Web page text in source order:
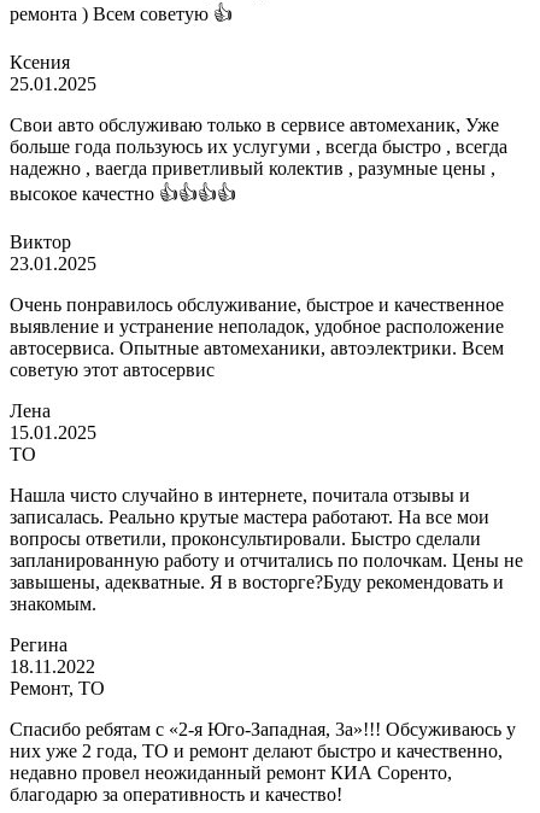
ремонта ) Всем советую 👍
Ксения
25.01.2025
Свои авто обслуживаю только в сервисе автомеханик, Уже
больше года пользуюсь их услугуми , всегда быстро , всегда
надежно , ваегда приветливый колектив , разумные цены ,
высокое качестно 👍👍👍👍
Виктор
23.01.2025
Очень понравилось обслуживание, быстрое и качественное
выявление и устранение неполадок, удобное расположение
автосервиса. Опытные автомеханики, автоэлектрики. Всем
советую этот автосервис
Лена
15.01.2025
ТО
Нашла чисто случайно в интернете, почитала отзывы и
записалась. Реально крутые мастера работают. На все мои
вопросы ответили, проконсультировали. Быстро сделали
запланированную работу и отчитались по полочкам. Цены не
завышены, адекватные. Я в восторге?Буду рекомендовать и
знакомым.
Регина
18.11.2022
Ремонт, ТО
Спасибо ребятам с «2-я Юго-Западная, 3а»!!! Обсуживаюсь у
них уже 2 года, ТО и ремонт делают быстро и качественно,
недавно провел неожиданный ремонт КИА Соренто,
благодарю за оперативность и качество!